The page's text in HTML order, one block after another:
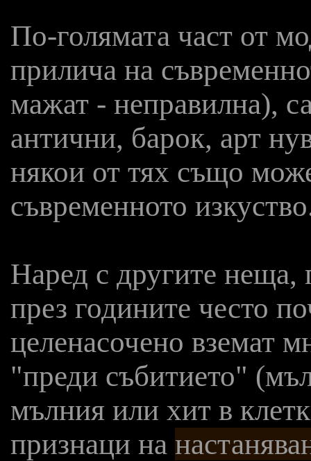
По-голямата част от
прилича на
мажат - неправилна),
антични, барок, арт
някои от тях също
съвременното
Наред с другите неща,
през годините често
целенасочено вземат
"преди събитието"
мълния или хит в
признаци на